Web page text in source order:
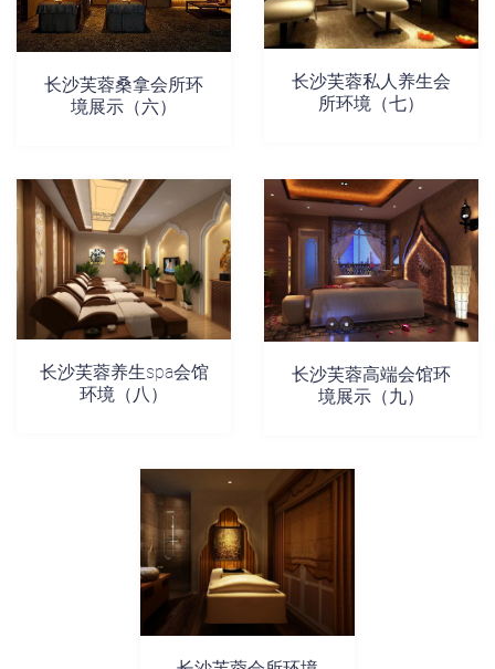
长沙芙蓉桑拿会所环
境展示（六）
长沙芙蓉私人养生会
所环境（七）
长沙芙蓉养生spa会馆
环境（八）
长沙芙蓉高端会馆环
境展示（九）